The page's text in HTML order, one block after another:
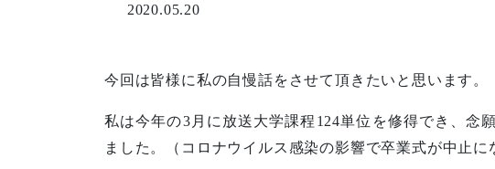
2020.05.20
今回は皆様に私の自慢話をさせて頂きたいと思います。
私は今年の3月に放送大学課程124単位を修得でき、念
ました。（コロナウイルス感染の影響で卒業式が中止に